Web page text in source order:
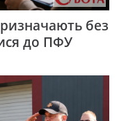
без
до ПФУ